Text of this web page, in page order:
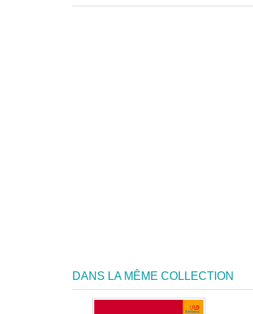
DANS LA MÊME COLLECTION